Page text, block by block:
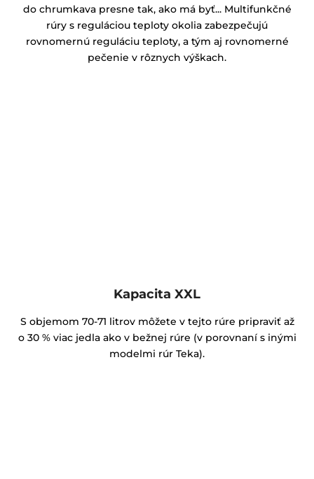
do chrumkava presne tak, ako má byť... Multifunkčné
rúry s reguláciou teploty okolia zabezpečujú
rovnomernú reguláciu teploty, a tým aj rovnomerné
pečenie v rôznych výškach.
Kapacita XXL
S objemom 70-71 litrov môžete v tejto rúre pripraviť až
o 30 % viac jedla ako v bežnej rúre (v porovnaní s inými
modelmi rúr Teka).